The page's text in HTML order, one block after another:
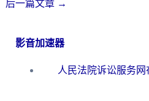
后一篇文章 →
影音加速器